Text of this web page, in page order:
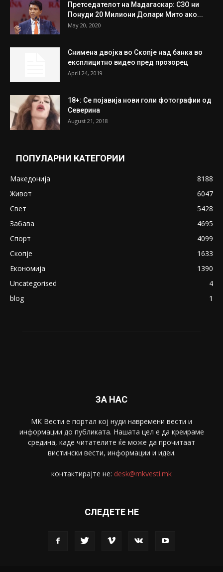
Претседателот на Мадагаскар: СЗО ни
Понуди 20 Милиони Долари Мито ако...
May 20, 2020
Снимена двојка во Скопје над банка во
експлицитно видео пред прозорец
April 24, 2019
18+: Се појавија нови голи фотографии од
Северина
August 21, 2018
ПОПУЛАРНИ КАТЕГОРИИ
Македонија
8188
Живот
6047
Свет
5428
Забава
4695
Спорт
4099
Скопје
1633
Економија
1390
Uncategorised
4
blog
1
ЗА НАС
МК Вести е портал коj нуди навремени вести и
информации до публиката. Нашата цел е да креираме
средина, каде читателите ќе може да прочитаат
вистински вести, информации и идеи.
контактирајте не: desk@mkvesti.mk
СЛЕДЕТЕ НЕ